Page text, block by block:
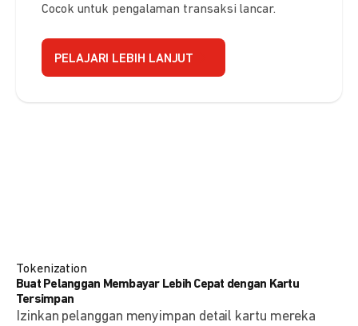
Cocok untuk pengalaman transaksi lancar.
PELAJARI LEBIH LANJUT
Tokenization
Buat Pelanggan Membayar Lebih Cepat dengan Kartu
Tersimpan
Izinkan pelanggan menyimpan detail kartu mereka